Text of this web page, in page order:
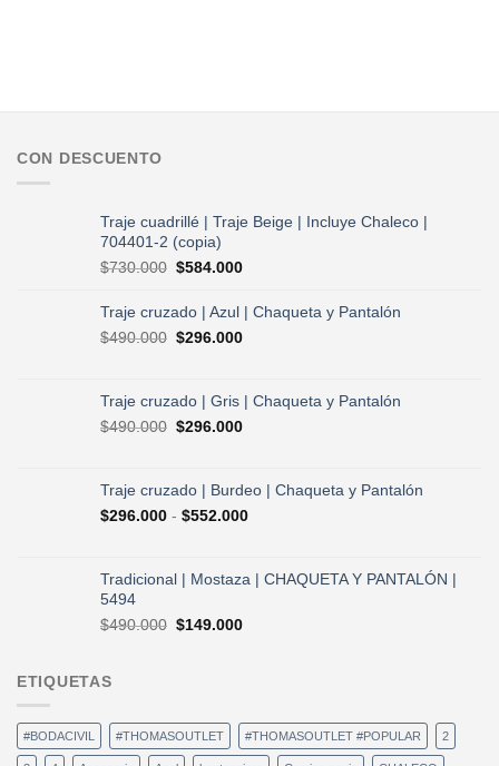
CON DESCUENTO
Traje cuadrillé | Traje Beige | Incluye Chaleco |
704401-2 (copia)
$730.000 El
original
era:
$730.000.
$584.000El
actual
es:
Traje cruzado | Azul | Chaqueta y Pantalón
$490.000 El
era:
$490.000.
$296.000El
es:
Traje cruzado | Gris | Chaqueta y Pantalón
$490.000 El
era:
$490.000.
$296.000El
es:
Traje cruzado | Burdeo | Chaqueta y Pantalón
$296.000 - $552.000Rango
desde
Tradicional | Mostaza | CHAQUETA Y PANTALÓN |
5494
$490.000 El
$149.000El
ETIQUETAS
#BODACIVIL #THOMASOUTLET #THOMASOUTLET #POPULAR 2